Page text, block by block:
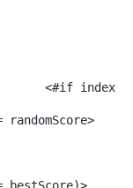
<#if index
randomScore>